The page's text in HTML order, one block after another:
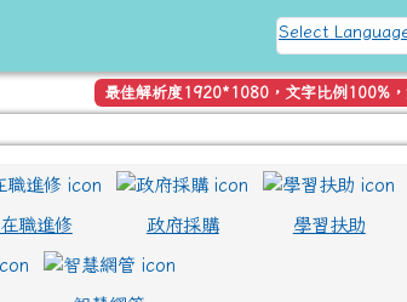
Select
最佳解析度1920*1080，文字比例100%
在職進修 政府採購 學習扶助